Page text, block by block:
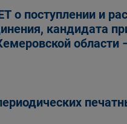
и
кандидата
области